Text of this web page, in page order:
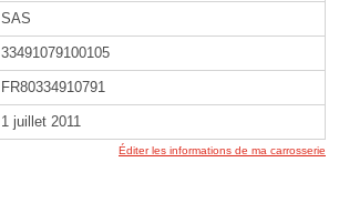
SAS
33491079100105
FR80334910791
1 juillet 2011
Éditer les informations de ma carrosserie